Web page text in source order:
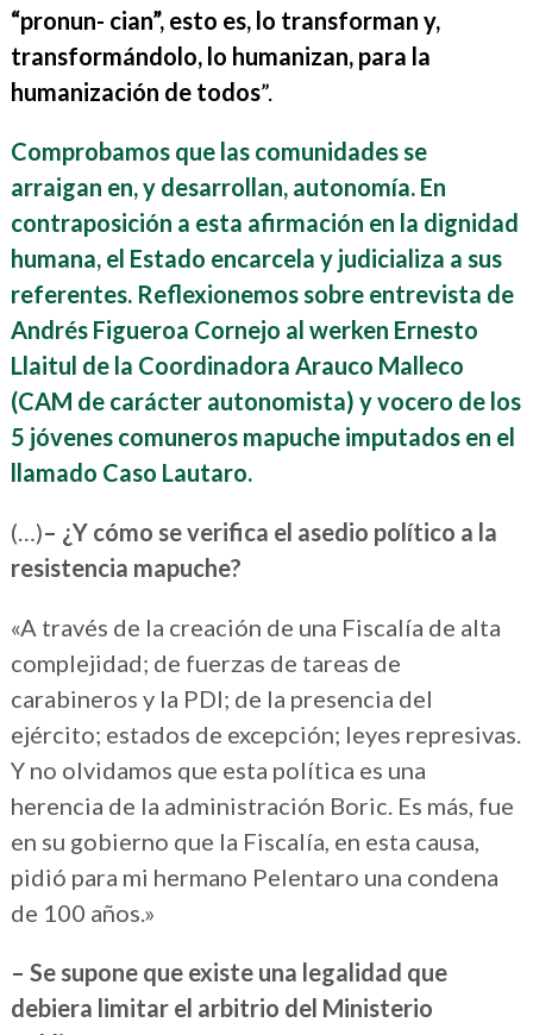
“pronun- cian”, esto es, lo transforman y,
transformándolo, lo humanizan, para la
humanización de todos”.
Comprobamos que las comunidades se
arraigan en, y desarrollan, autonomía. En
contraposición a esta afirmación en la dignidad
humana, el Estado encarcela y judicializa a sus
referentes. Reflexionemos sobre entrevista de
Andrés Figueroa Cornejo al werken Ernesto
Llaitul de la Coordinadora Arauco Malleco
(CAM de carácter autonomista) y vocero de los
5 jóvenes comuneros mapuche imputados en el
llamado Caso Lautaro.
(…)– ¿Y cómo se verifica el asedio político a la
resistencia mapuche?
«A través de la creación de una Fiscalía de alta
complejidad; de fuerzas de tareas de
carabineros y la PDI; de la presencia del
ejército; estados de excepción; leyes represivas.
Y no olvidamos que esta política es una
herencia de la administración Boric. Es más, fue
en su gobierno que la Fiscalía, en esta causa,
pidió para mi hermano Pelentaro una condena
de 100 años.»
– Se supone que existe una legalidad que
debiera limitar el arbitrio del Ministerio